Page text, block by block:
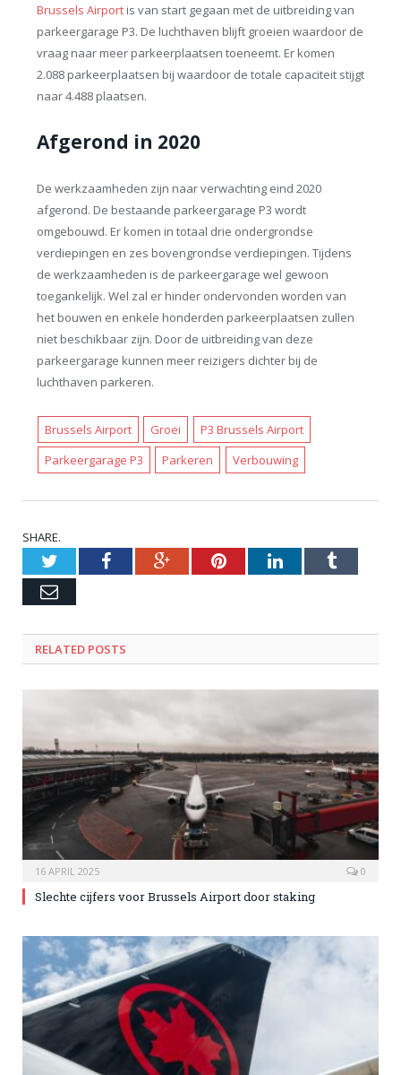
Brussels Airportis van start gegaan met de uitbreiding van
parkeergarage P3. De luchthaven blijft groeien waardoor de
vraag naar meer parkeerplaatsen toeneemt. Er komen
2.088 parkeerplaatsen bij waardoor de totale capaciteit stijgt
naar 4.488 plaatsen.
Afgerond in 2020
De werkzaamheden zijn naar verwachting eind 2020
afgerond. De bestaande parkeergarage P3 wordt
omgebouwd. Er komen in totaal drie ondergrondse
verdiepingen en zes bovengrondse verdiepingen. Tijdens
de werkzaamheden is de parkeergarage wel gewoon
toegankelijk. Wel zal er hinder ondervonden worden van
het bouwen en enkele honderden parkeerplaatsen zullen
niet beschikbaar zijn. Door de uitbreiding van deze
parkeergarage kunnen meer reizigers dichter bij de
luchthaven parkeren.
Brussels Airport Groei
P3 Brussels Airport
Parkeergarage P3
Parkeren Verbouwing
SHARE.
TwitterFacebookGoogle+PinterestLinkedInTumblr
Email
RELATED POSTS
16 APRIL 2025 0
Slechte cijfers voor Brussels Airport door staking